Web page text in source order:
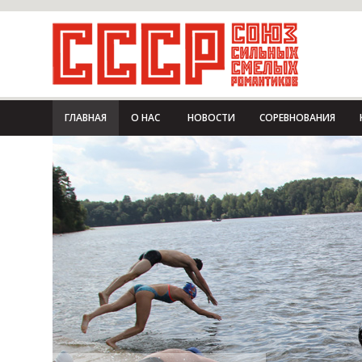
ГЛАВНАЯ О НАС НОВОСТИ СОРЕВНОВАНИЯ